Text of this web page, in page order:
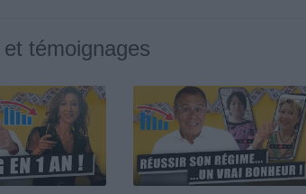
témoignages